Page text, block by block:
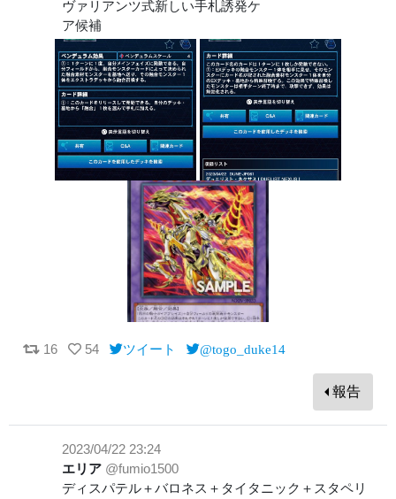
ヴァリアンツ式新しい手札誘発ケ
ア候補
16 54 ツイート @togo_duke14
報告
2023/04/22 23:24
エリア @fumio1500
ディスパテル＋バロネス＋タイタニック＋スタペリ